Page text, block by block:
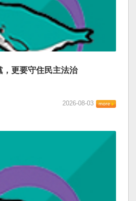
，更要守住民主法治
2026-08-03